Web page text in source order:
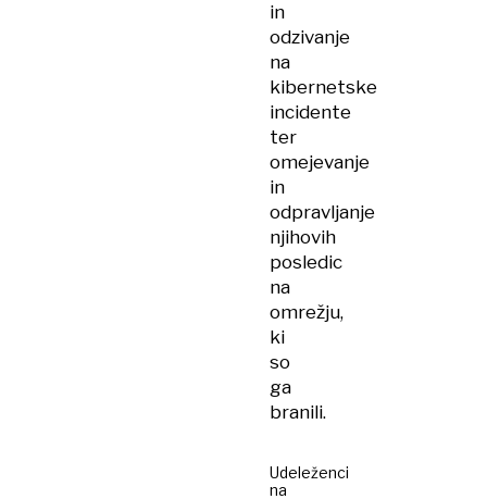
in
odzivanje
na
kibernetske
incidente
ter
omejevanje
in
odpravljanje
njihovih
posledic
na
omrežju,
ki
so
ga
branili.
Udeleženci
na